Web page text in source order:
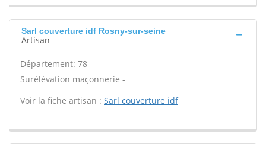
Sarl couverture idf Rosny-sur-seine
Artisan
Département: 78
Surélévation maçonnerie -
Voir la fiche artisan : Sarl couverture idf